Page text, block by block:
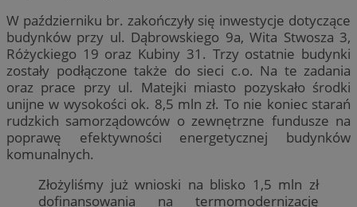
W październiku br. zakończyły się inwestycje dotyczące
budynków przy ul. Dąbrowskiego 9a, Wita Stwosza 3,
Różyckiego 19 oraz Kubiny 31. Trzy ostatnie budynki
zostały podłączone także do sieci c.o. Na te zadania
oraz prace przy ul. Matejki miasto pozyskało środki
unijne w wysokości ok. 8,5 mln zł. To nie koniec starań
rudzkich samorządowców o zewnętrzne fundusze na
poprawę efektywności energetycznej budynków
komunalnych.
Złożyliśmy już wnioski na blisko 1,5 mln zł
dofinansowania na termomodernizację